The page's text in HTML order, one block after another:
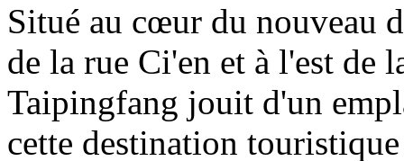
Situé au cœur du nouveau
de la rue Ci'en et à l'est de
Taipingfang jouit d'un
cette destination